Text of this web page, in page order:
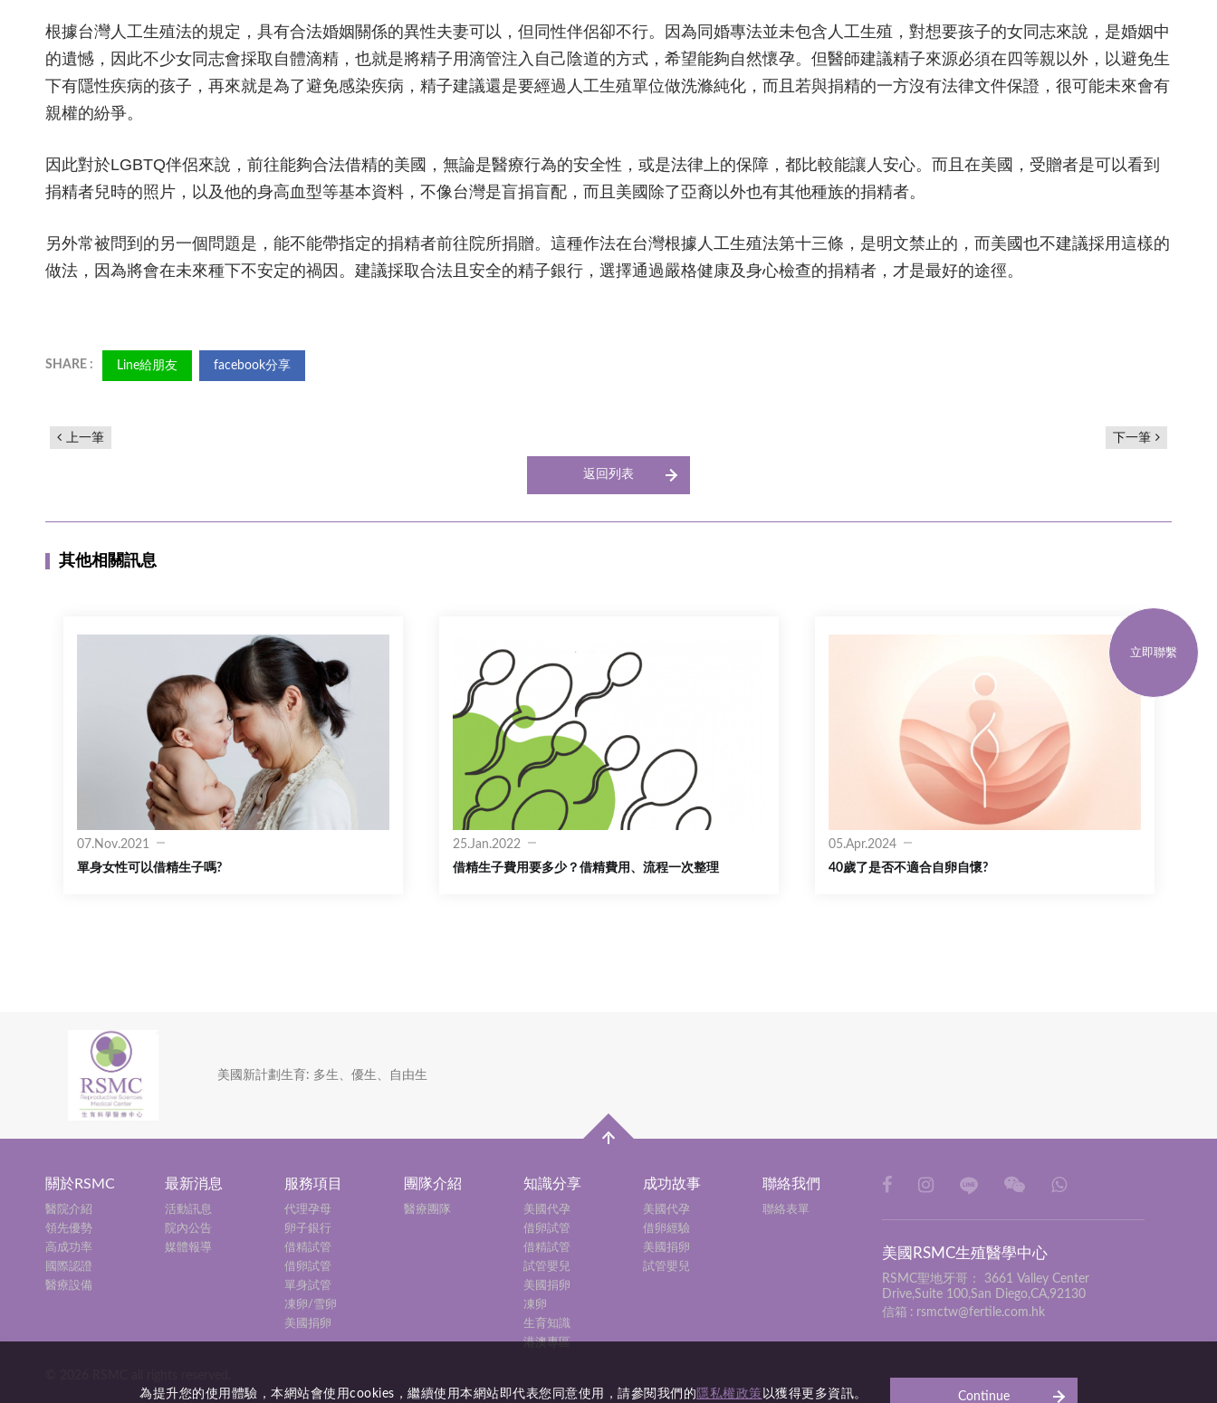
根據台灣人工生殖法的規定，具有合法婚姻關係的異性夫妻可以，但同性伴侶卻不行。因為同婚專法並未包含人工生殖，對想要孩子的女同志來說，是婚姻中
的遺憾，因此不少女同志會採取自體滴精，也就是將精子用滴管注入自己陰道的方式，希望能夠自然懷孕。但醫師建議精子來源必須在四等親以外，以避免生
下有隱性疾病的孩子，再來就是為了避免感染疾病，精子建議還是要經過人工生殖單位做洗滌純化，而且若與捐精的一方沒有法律文件保證，很可能未來會有
親權的紛爭。
因此對於LGBTQ伴侶來說，前往能夠合法借精的美國，無論是醫療行為的安全性，或是法律上的保障，都比較能讓人安心。而且在美國，受贈者是可以看到
捐精者兒時的照片，以及他的身高血型等基本資料，不像台灣是盲捐盲配，而且美國除了亞裔以外也有其他種族的捐精者。
另外常被問到的另一個問題是，能不能帶指定的捐精者前往院所捐贈。這種作法在台灣根據人工生殖法第十三條，是明文禁止的，而美國也不建議採用這樣的
做法，因為將會在未來種下不安定的禍因。建議採取合法且安全的精子銀行，選擇通過嚴格健康及身心檢查的捐精者，才是最好的途徑。
Line給朋友 facebook分享
上一筆 下一筆
返回列表
其他相關訊息
07.Nov.2021
單身女性可以借精生子嗎?
25.Jan.2022
借精生子費用要多少？借精費用、流程一次整理
05.Apr.2024
40歲了是否不適合自卵自懷?
美國新計劃生育: 多生、優生、自由生
關於RSMC
醫院介紹
領先優勢
高成功率
國際認證
醫療設備
最新消息
活動訊息
院內公告
媒體報導
服務項目
代理孕母
卵子銀行
借精試管
借卵試管
單身試管
凍卵/雪卵
美國捐卵
團隊介紹
醫療團隊
知識分享
美國代孕
借卵試管
借精試管
試管嬰兒
美國捐卵
凍卵
生育知識
港澳專區
成功故事
美國代孕
借卵經驗
美國捐卵
試管嬰兒
聯絡我們
聯絡表單
美國RSMC生殖醫學中心
RSMC聖地牙哥：
3661 Valley Center
Drive,Suite 100,San Diego,CA,92130
信箱
rsmctw@fertile.com.hk
立即聯繫
為提升您的使用體驗，本網站會使用cookies，繼續使用本網站即代表您同意使用，請參閱我們的 隱私權政策 以獲得更多資訊。 Continue